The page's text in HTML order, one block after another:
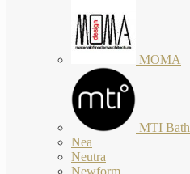
MOMA
MTI Bath
Nea
Neutra